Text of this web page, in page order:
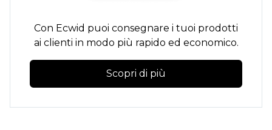
Con Ecwid puoi consegnare i tuoi prodotti
ai clienti in modo più rapido ed economico.
Scopri di più